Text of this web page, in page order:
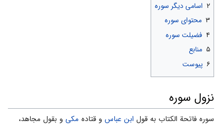
۲ اسامى دیگر سوره
۳ محتوای سوره
۴ فضیلت سوره
۵ منابع
۶ پیوست
نزول سوره
سوره فاتحة الکتاب به قول ابن عباس و قتاده مکی و بقول مجاهد،